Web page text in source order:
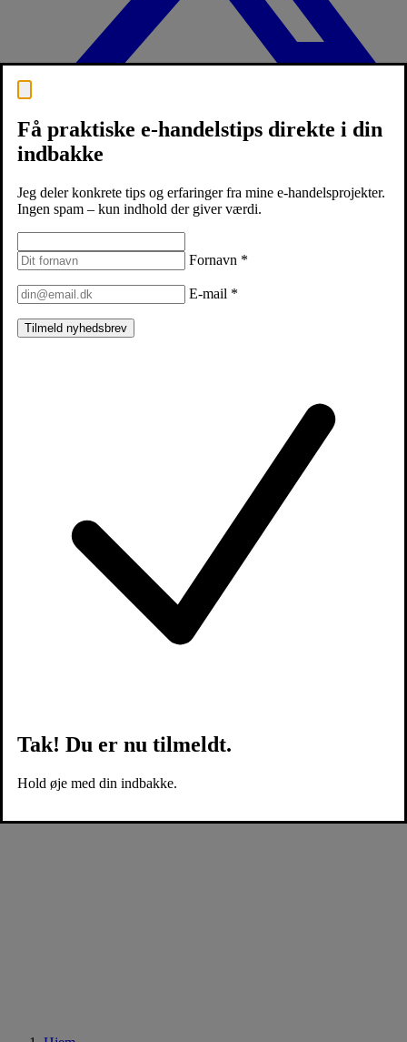
Få praktiske e-handelstips direkte i din
indbakke
Jeg deler konkrete tips og erfaringer fra mine e-handelsprojekter.
Ingen spam – kun indhold der giver værdi.
Fornavn *
E-mail *
Tilmeld nyhedsbrev
Tak! Du er nu tilmeldt.
Hold øje med din indbakke.